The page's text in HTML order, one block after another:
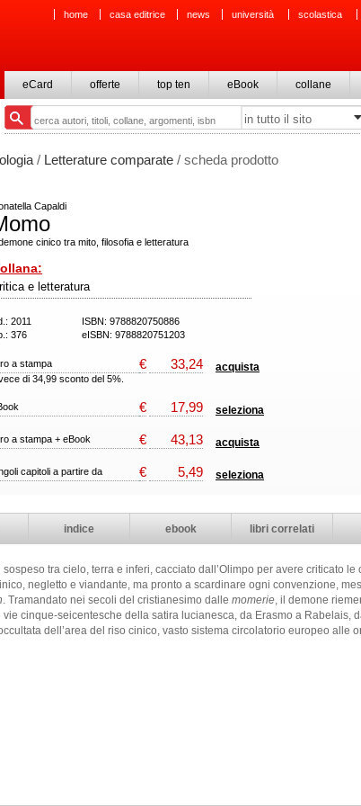
home casa editrice news università scolastica
eCard offerte top ten eBook collane
/ Letterature comparate / scheda prodotto
Capaldi
cinico tra mito, filosofia e letteratura
e letteratura
2011
ISBN: 9788820750886
376
eISBN: 9788820751203
a stampa € 33,24 acquista
di 34,99 sconto del 5%.
€ 17,99 seleziona
a stampa + eBook € 43,13 acquista
capitoli a partire da € 5,49 seleziona
indice ebook libri correlati
sospeso tra cielo, terra e inferi, cacciato dall’Olimpo per avere criticato
negletto e viandante, ma pronto a scardinare ogni convenzione,
. Tramandato nei secoli del cristianesimo dalle momerie, il demone
cinque-seicentesche della satira lucianesca, da Erasmo a Rabelais,
dell’area del riso cinico, vasto sistema circolatorio europeo alle